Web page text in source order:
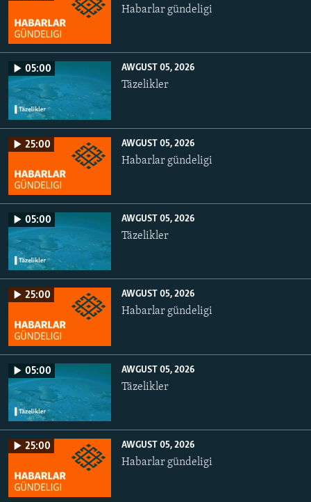
Habarlar gündeligi
05:00 AWGUST 05, 2026
Täzelikler
25:00 AWGUST 05, 2026
Habarlar gündeligi
05:00 AWGUST 05, 2026
Täzelikler
25:00 AWGUST 05, 2026
Habarlar gündeligi
05:00 AWGUST 05, 2026
Täzelikler
25:00 AWGUST 05, 2026
Habarlar gündeligi